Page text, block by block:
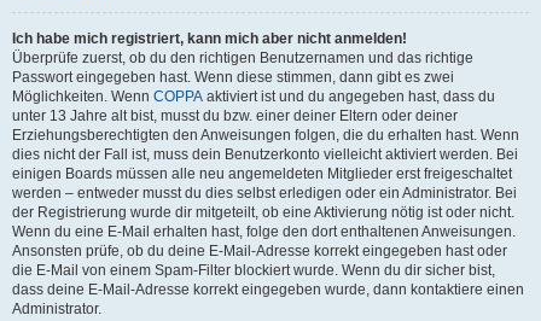
Ich habe mich registriert, kann mich aber nicht anmelden!
Überprüfe zuerst, ob du den richtigen Benutzernamen und das richtige
Passwort eingegeben hast. Wenn diese stimmen, dann gibt es zwei
Möglichkeiten. Wenn COPPA aktiviert ist und du angegeben hast, dass du
unter 13 Jahre alt bist, musst du bzw. einer deiner Eltern oder deiner
Erziehungsberechtigten den Anweisungen folgen, die du erhalten hast. Wenn
dies nicht der Fall ist, muss dein Benutzerkonto vielleicht aktiviert werden. Bei
einigen Boards müssen alle neu angemeldeten Mitglieder erst freigeschaltet
werden – entweder musst du dies selbst erledigen oder ein Administrator. Bei
der Registrierung wurde dir mitgeteilt, ob eine Aktivierung nötig ist oder nicht.
Wenn du eine E-Mail erhalten hast, folge den dort enthaltenen Anweisungen.
Ansonsten prüfe, ob du deine E-Mail-Adresse korrekt eingegeben hast oder
die E-Mail von einem Spam-Filter blockiert wurde. Wenn du dir sicher bist,
dass deine E-Mail-Adresse korrekt eingegeben wurde, dann kontaktiere einen
Administrator.